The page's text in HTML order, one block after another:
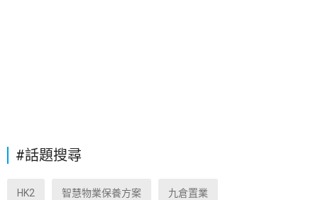
#話題搜尋
HK2 智慧物業保養方案 九倉置業